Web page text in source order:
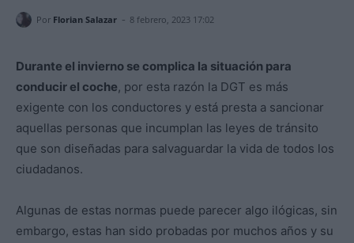
Por Florian Salazar - 8 febrero, 2023 17:02
Durante el invierno se complica la situación para
conducir el coche, por esta razón la DGT es más
exigente con los conductores y está presta a sancionar
aquellas personas que incumplan las leyes de tránsito
que son diseñadas para salvaguardar la vida de todos los
ciudadanos.
Algunas de estas normas puede parecer algo ilógicas, sin
embargo, estas han sido probadas por muchos años y su